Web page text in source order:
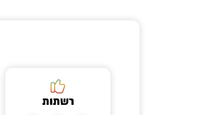
רשתות